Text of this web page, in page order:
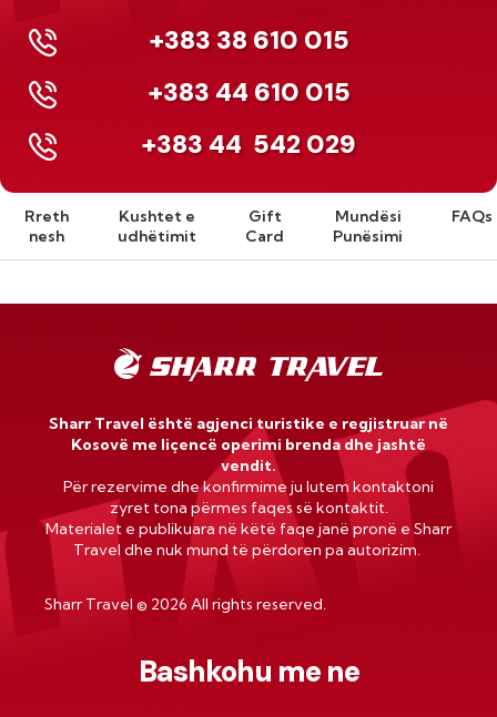
+383 38 610 015
+383 44 610 015
+383 44 542 029
Rreth
nesh
Kushtet e
udhëtimit
Gift
Card
Mundësi
Punësimi
FAQs
Sharr Travel është agjenci turistike e regjistruar në
Kosovë me liçencë operimi brenda dhe jashtë
vendit.
Për rezervime dhe konfirmime ju lutem kontaktoni
zyret tona përmes faqes së kontaktit.
Materialet e publikuara në këtë faqe janë pronë e Sharr
Travel dhe nuk mund të përdoren pa autorizim.
Sharr Travel © 2026 All rights reserved.
Bashkohu me ne